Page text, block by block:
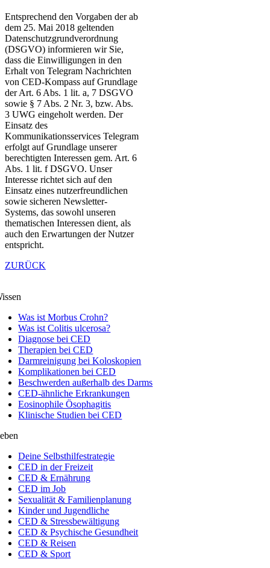
Entsprechend den Vorgaben der ab
dem 25. Mai 2018 geltenden
Datenschutzgrundverordnung
(DSGVO) informieren wir Sie,
dass die Einwilligungen in den
Erhalt von Telegram Nachrichten
von CED-Kompass auf Grundlage
der Art. 6 Abs. 1 lit. a, 7 DSGVO
sowie § 7 Abs. 2 Nr. 3, bzw. Abs.
3 UWG eingeholt werden. Der
Einsatz des
Kommunikationsservices Telegram
erfolgt auf Grundlage unserer
berechtigten Interessen gem. Art. 6
Abs. 1 lit. f DSGVO. Unser
Interesse richtet sich auf den
Einsatz eines nutzerfreundlichen
sowie sicheren Newsletter-
Systems, das sowohl unseren
thematischen Interessen dient, als
auch den Erwartungen der Nutzer
entspricht.
ZURÜCK
Was ist Morbus Crohn?
Was ist Colitis ulcerosa?
Diagnose bei CED
Therapien bei CED
Darmreinigung bei Koloskopien
Komplikationen bei CED
Beschwerden außerhalb des Darms
CED-ähnliche Erkrankungen
Eosinophile Ösophagitis
Klinische Studien bei CED
Deine Selbsthilfestrategie
CED in der Freizeit
CED & Ernährung
CED im Job
Sexualität & Familienplanung
Kinder und Jugendliche
CED & Stressbewältigung
CED & Psychische Gesundheit
CED & Reisen
CED & Sport